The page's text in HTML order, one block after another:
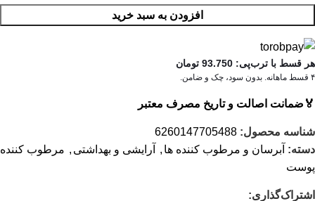
افزودن به سبد خرید
هر قسط با ترب‌پی: 93.750 تومان
۴ قسط ماهانه. بدون سود، چک و ضامن.
🏅 ضمانت اصالت و تاریخ مصرف معتبر
شناسه محصول: 6260147705488
دسته: آبرسان و مرطوب کننده ها , آرایشی و بهداشتی , مرطوب کننده
پوست
اشتراک‌گذاری: